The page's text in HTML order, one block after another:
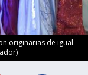
originarias de igual